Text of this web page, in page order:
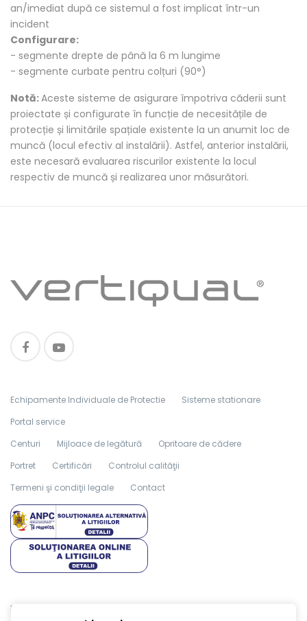
an/imediat după ce sistemul a fost implicat într-un
incident
Configurare:
- segmente drepte de până la 6 m lungime
- segmente curbate pentru colțuri (90°)
Notă:Aceste sisteme de asigurare împotriva căderii sunt
proiectate și configurate în funcție de necesitățile de
protecție și limitările spațiale existente la un anumit loc de
muncă (locul efectiv al instalării). Astfel, anterior instalării,
este necesară evaluarea riscurilor existente la locul
respectiv de muncă și realizarea unor măsurători.
Echipamente Individuale de Protectie
Sisteme stationare
Portal service
Centuri
Mijloace de legătură
Opritoare de cădere
Portret
Certificări
Controlul calităţii
Termeni şi condiţii legale
Contact
Made with